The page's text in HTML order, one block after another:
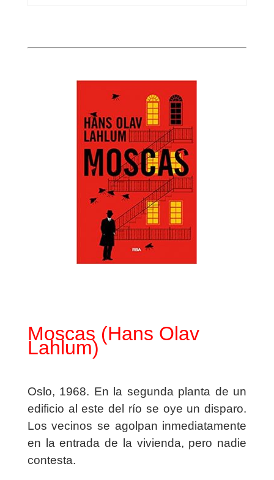
Moscas (Hans Olav
Lahlum)
Oslo, 1968. En la segunda planta de un
edificio al este del río se oye un disparo.
Los vecinos se agolpan inmediatamente
en la entrada de la vivienda, pero nadie
contesta.